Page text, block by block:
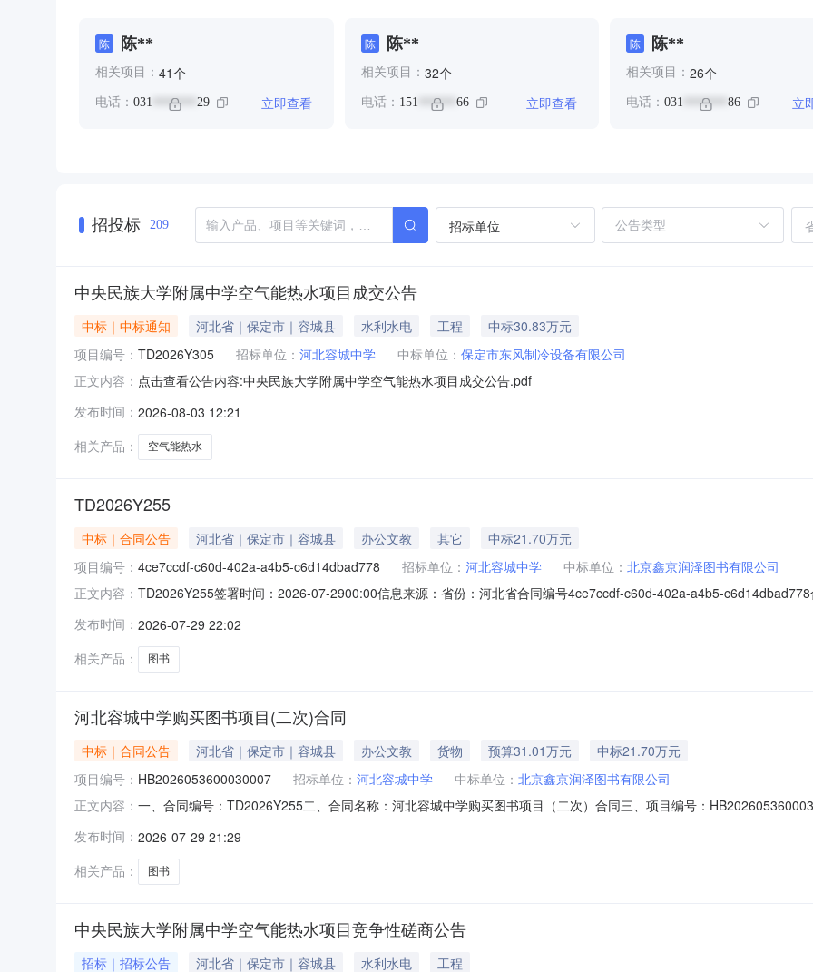
陈 陈**
相关项目： 41个
电话： 031 ******* 29 立即查看
陈 陈**
相关项目： 32个
电话： 151 ****** 66 立即查看
陈 陈**
相关项目： 26个
电话： 031 ******* 86 立
招投标 209 招标单位
中央民族大学附属中学空气能热水项目成交公告
中标｜中标通知 河北省｜保定市｜容城县 水利水电 工程
中标30.83万元
项目编号： TD2026Y305 招标单位： 河北容城中学 中标单位： 保定市东风制冷设备有限公司
正文内容： 点击查看公告内容:中央民族大学附属中学空气能热水项目成交公告.pdf
发布时间： 2026-08-03 12:21
相关产品：
空气能热水
TD2026Y255
中标｜合同公告 河北省｜保定市｜容城县 办公文教 其它
中标21.70万元
项目编号： 4ce7ccdf-c60d-402a-a4b5-c6d14dbad778 招标单位： 河北容城中学 中标单位： 北京鑫京润泽图书有限公司
正文内容： TD2026Y255签署时间：2026-07-2900:00信息来源：省份：河北省合同编号4ce7ccdf-c60d-402a-a4b5-
发布时间： 2026-07-29 22:02
相关产品：
图书
河北容城中学购买图书项目(二次)合同
中标｜合同公告 河北省｜保定市｜容城县 办公文教 货物 预算31.01万元
中标21.70万元
项目编号： HB2026053600030007 招标单位： 河北容城中学 中标单位： 北京鑫京润泽图书有限公司
正文内容： 一、合同编号：TD2026Y255二、合同名称：河北容城中学购买图书项目（二次）合同三、项目编号：
号-569联系方式：010-53658968六、合同主要信息主要标的名称：国际名人看中国：***的故乡等规格型号（或服务要
发布时间： 2026-07-29 21:29
相关产品：
图书
中央民族大学附属中学空气能热水项目竞争性磋商公告
招标｜招标公告 河北省｜保定市｜容城县 水利水电
工程